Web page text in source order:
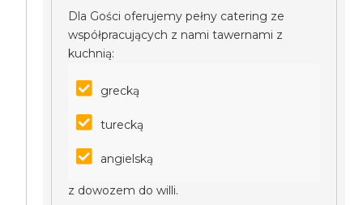
Dla Gości oferujemy pełny catering ze
współpracujących z nami tawernami z
kuchnią:
grecką
turecką
angielską
z dowozem do willi.